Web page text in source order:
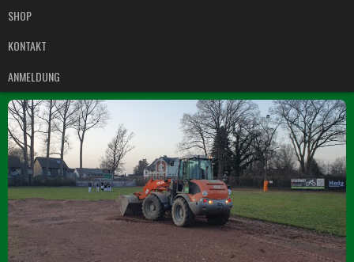
SHOP
KONTAKT
ANMELDUNG